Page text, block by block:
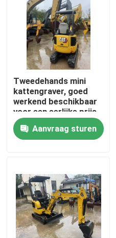
Thuis
Video's
Over ons
Tweedehands mini
kattengraver, goed
werkend beschikbaar
voor een eerlijke prijs.
Aanvraag sturen